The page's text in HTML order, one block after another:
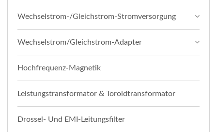
Wechselstrom-/Gleichstrom-Stromversorgung
Wechselstrom/Gleichstrom-Adapter
Hochfrequenz-Magnetik
Leistungstransformator & Toroidtransformator
Drossel- Und EMI-Leitungsfilter